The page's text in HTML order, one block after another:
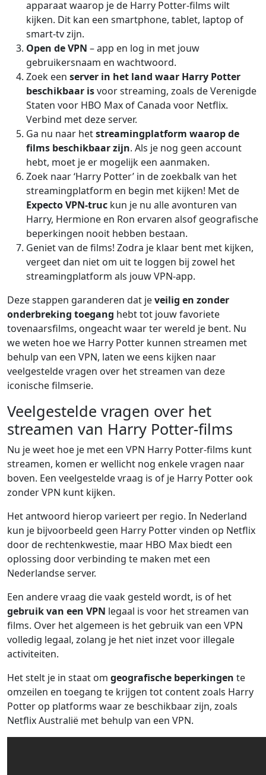
apparaat waarop je de Harry Potter-films wilt
kijken. Dit kan een smartphone, tablet, laptop of
smart-tv zijn.
Open de VPN – app en log in met jouw
gebruikersnaam en wachtwoord.
Zoek een server in het land waar Harry Potter
beschikbaar isvoor streaming, zoals de Verenigde
Staten voor HBO Max of Canada voor Netflix.
Verbind met deze server.
Ga nu naar hetstreamingplatform waarop de
films beschikbaar zijn. Als je nog geen account
hebt, moet je er mogelijk een aanmaken.
Zoek naar ‘Harry Potter’ in de zoekbalk van het
streamingplatform en begin met kijken! Met de
Expecto VPN-truc kun je nu alle avonturen van
Harry, Hermione en Ron ervaren alsof geografische
beperkingen nooit hebben bestaan.
Geniet van de films! Zodra je klaar bent met kijken,
vergeet dan niet om uit te loggen bij zowel het
streamingplatform als jouw VPN-app.
Deze stappen garanderen dat jeveilig en zonder
onderbreking toegang hebt tot jouw favoriete
tovenaarsfilms, ongeacht waar ter wereld je bent. Nu
we weten hoe we Harry Potter kunnen streamen met
behulp van een VPN, laten we eens kijken naar
veelgestelde vragen over het streamen van deze
iconische filmserie.
Veelgestelde vragen over het
streamen van Harry Potter-films
Nu je weet hoe je met een VPN Harry Potter-films kunt
streamen, komen er wellicht nog enkele vragen naar
boven. Een veelgestelde vraag is of je Harry Potter ook
zonder VPN kunt kijken.
Het antwoord hierop varieert per regio. In Nederland
kun je bijvoorbeeld geen Harry Potter vinden op Netflix
door de rechtenkwestie, maar HBO Max biedt een
oplossing door verbinding te maken met een
Nederlandse server.
Een andere vraag die vaak gesteld wordt, is of het
gebruik van een VPN legaal is voor het streamen van
films. Over het algemeen is het gebruik van een VPN
volledig legaal, zolang je het niet inzet voor illegale
activiteiten.
Het stelt je in staat om geografische beperkingen te
omzeilen en toegang te krijgen tot content zoals Harry
Potter op platforms waar ze beschikbaar zijn, zoals
Netflix Australië met behulp van een VPN.